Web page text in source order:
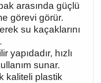
arasında güçlü
görevi görür.
su kaçaklarını
yapıdadır, hızlı
sunar.
kaliteli plastik